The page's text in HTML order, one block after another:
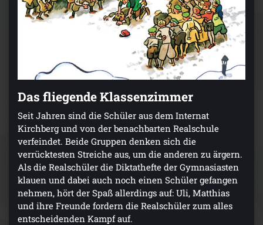
Das fliegende Klassenzimmer
Seit Jahren sind die Schüler aus dem Internat
Kirchberg und von der benachbarten Realschule
verfeindet. Beide Gruppen denken sich die
verrücktesten Streiche aus, um die anderen zu ärgern.
Als die Realschüler die Diktathefte der Gymnasiasten
klauen und dabei auch noch einen Schüler gefangen
nehmen, hört der Spaß allerdings auf: Uli, Matthias
und ihre Freunde fordern die Realschüler zum alles
entscheidenden Kampf auf.